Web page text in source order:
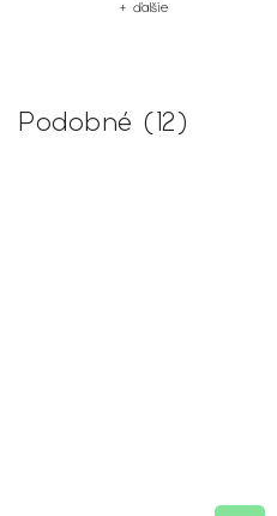
+ ďalšie
Podobné (12)